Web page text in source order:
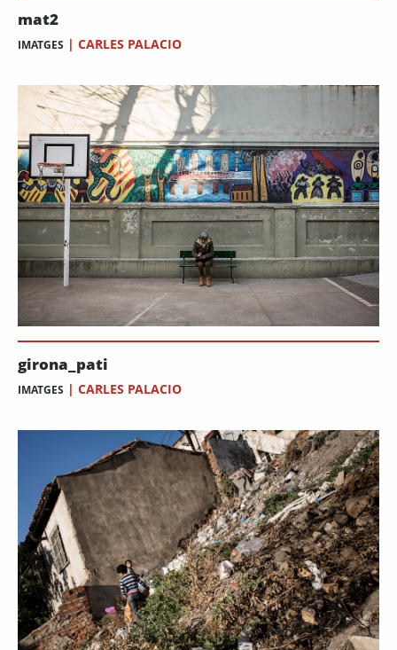
mat2
IMATGES | CARLES PALACIO
girona_pati
IMATGES | CARLES PALACIO